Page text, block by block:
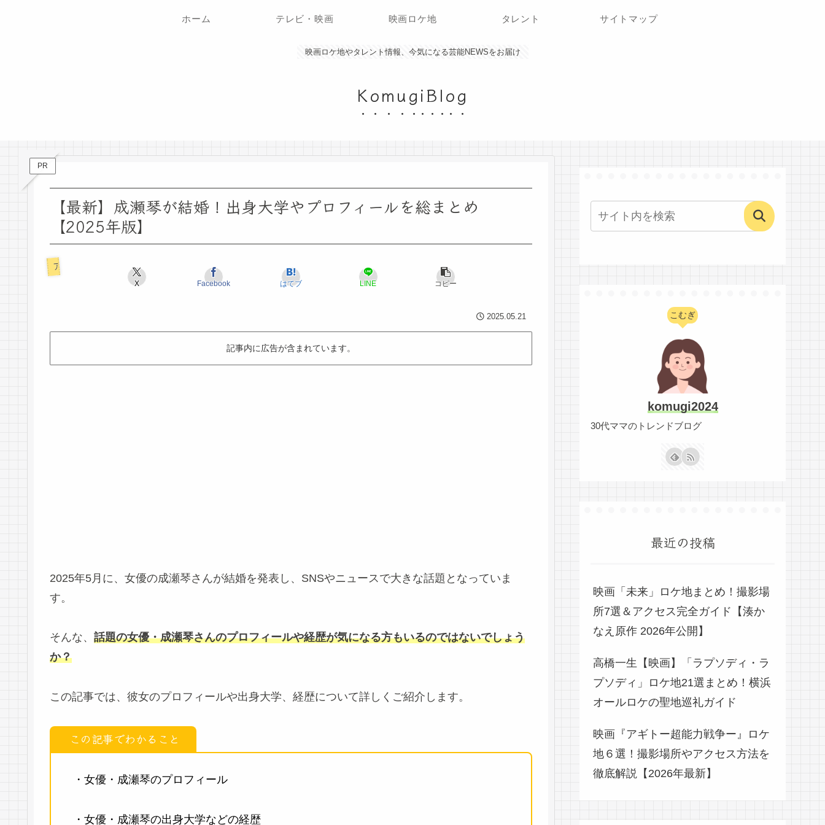
映画ロケ地やタレント情報、今気になる芸能NEWSをお届け
KomugiBlog
ホーム テレビ・映画 映画ロケ地 タレント サイトマップ
PR
【最新】成瀬琴が結婚！出身大学やプロフィールを総まとめ
【2025年版】
アニメ・漫画
X Facebook はてブ LINE コピー
2025.05.21
記事内に広告が含まれています。
2025年5月に、女優の成瀬琴さんが結婚を発表し、SNSやニュースで大きな話題となっていま
す。
そんな、 話題の女優・成瀬琴さんのプロフィールや経歴が気になる方もいるのではないでしょう
か？
この記事では、彼女のプロフィールや出身大学、経歴について詳しくご紹介します。
この記事でわかること
・女優・成瀬琴のプロフィール
・女優・成瀬琴の出身大学などの経歴
こむぎ
komugi2024
30代ママのトレンドブログ
最近の投稿
映画「未来」ロケ地まとめ！撮影場
所7選＆アクセス完全ガイド【湊か
なえ原作 2026年公開】
高橋一生【映画】「ラプソディ・ラ
プソディ」ロケ地21選まとめ！横浜
オールロケの聖地巡礼ガイド
映画『アギトー超能力戦争ー』ロケ
地６選！撮影場所やアクセス方法を
徹底解説【2026年最新】